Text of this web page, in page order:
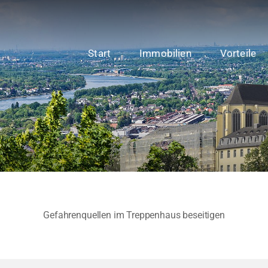
Start Immobilien Vorteile
Gefahrenquellen im Treppenhaus beseitigen